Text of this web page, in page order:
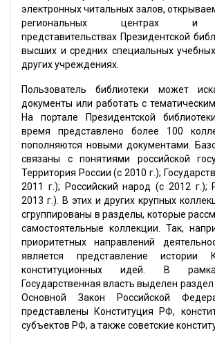
электронных читальных залов,
региональных центрах и
представительствах Президентской
высших и средних специальных
других учреждениях.
Пользователь библиотеки может
документы или работать с
На портале Президентской
время представлено более 100
пополняются новыми документами.
связаны с понятиями российской
Территория России (с 2010 г.);
2011 г.); Российский народ (с 2012 г.);
2013 г.). В этих и других крупных
сгруппированы в разделы, которые
самостоятельные коллекции. Так,
приоритетных направлений
является представление истории
конституционных идей. В
Государственная власть выделен
Основной Закон Российской
представлены Конституция РФ,
субъектов РФ, а также советские